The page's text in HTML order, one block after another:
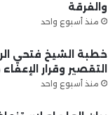
والفرقة
منذ أسبوع واحد
خطبة الشيخ فتحي
التقصير وقرار
منذ أسبوع واحد